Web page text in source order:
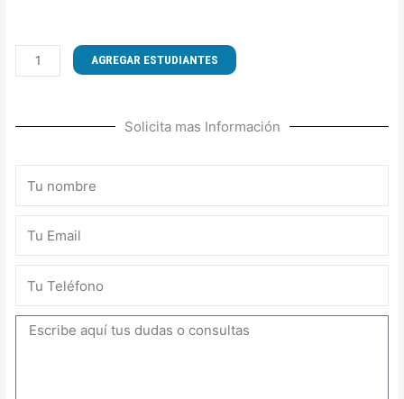
CURSO
DE
TRONADURAS
cantidad
AGREGAR ESTUDIANTES
Solicita mas Información
Mensaje